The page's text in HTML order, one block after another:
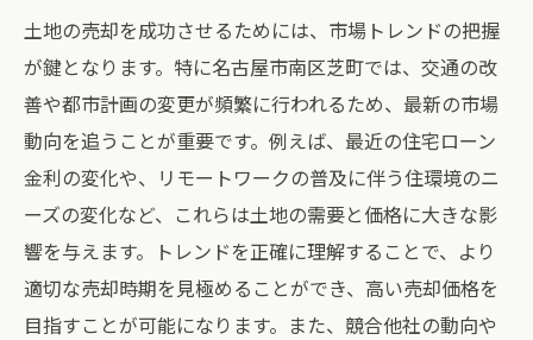
土地の売却を成功させるためには、市場トレンドの把握
が鍵となります。特に名古屋市南区芝町では、交通の改
善や都市計画の変更が頻繁に行われるため、最新の市場
動向を追うことが重要です。例えば、最近の住宅ローン
金利の変化や、リモートワークの普及に伴う住環境のニ
ーズの変化など、これらは土地の需要と価格に大きな影
響を与えます。トレンドを正確に理解することで、より
適切な売却時期を見極めることができ、高い売却価格を
目指すことが可能になります。また、競合他社の動向や